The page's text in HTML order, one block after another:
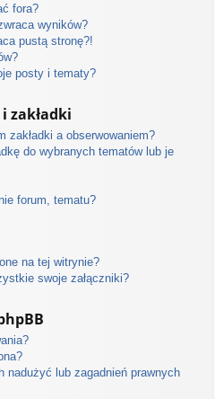
fora?
wyników?
pustą stronę?!
posty i tematy?
zakładki
zakładki a obserwowaniem?
do wybranych tematów lub je
forum, tematu?
na tej witrynie?
swoje załączniki?
nadużyć lub zagadnień prawnych